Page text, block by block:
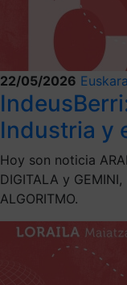
22/05/2026
Industria y
Hoy son noticia
DIGITALA y
ALGORITMO.